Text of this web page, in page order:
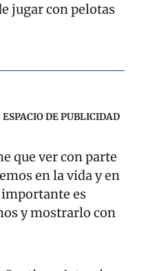
jugar con pelotas
ESPACIO DE PUBLICIDAD
que ver con parte
en la vida y en
es
y mostrarlo con